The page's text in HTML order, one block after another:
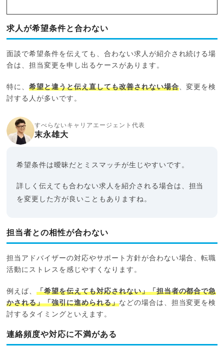
求人が希望条件と合わない
面談で希望条件を伝えても、合わない求人が紹介され続ける場
合は、担当変更を申し出るケースがあります。
特に、希望と違うと伝え直しても改善されない場合、変更を検
討する人が多いです。
すべらないキャリアエージェント代表
末永雄大
希望条件は曖昧だとミスマッチが生じやすいです。
詳しく伝えても合わない求人を紹介される場合は、担当
を変更した方が良いこともありますね。
担当者との相性が合わない
担当アドバイザーの対応やサポート方針が合わない場合、転職
活動にストレスを感じやすくなります。
例えば、「希望を伝えても対応されない」「担当者の都合で急
かされる」「強引に進められる」などの場合は、担当変更を検
討するタイミングといえます。
連絡頻度や対応に不満がある